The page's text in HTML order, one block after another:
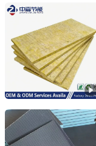
Guangdong
Guangdong,
ZHEJIANG KURTIN